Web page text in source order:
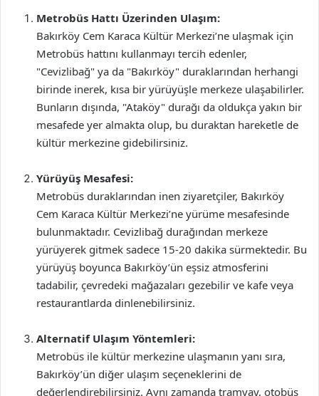
Metrobüs Hattı Üzerinden Ulaşım:
Bakırköy Cem Karaca Kültür Merkezi’ne ulaşmak için
Metrobüs hattını kullanmayı tercih edenler,
"Cevizlibağ" ya da "Bakırköy" duraklarından herhangi
birinde inerek, kısa bir yürüyüşle merkeze ulaşabilirler.
Bunların dışında, "Ataköy" durağı da oldukça yakın bir
mesafede yer almakta olup, bu duraktan hareketle de
kültür merkezine gidebilirsiniz.
Yürüyüş Mesafesi:
Metrobüs duraklarından inen ziyaretçiler, Bakırköy
Cem Karaca Kültür Merkezi’ne yürüme mesafesinde
bulunmaktadır. Cevizlibağ durağından merkeze
yürüyerek gitmek sadece 15-20 dakika sürmektedir. Bu
yürüyüş boyunca Bakırköy’ün eşsiz atmosferini
tadabilir, çevredeki mağazaları gezebilir ve kafe veya
restaurantlarda dinlenebilirsiniz.
Alternatif Ulaşım Yöntemleri:
Metrobüs ile kültür merkezine ulaşmanın yanı sıra,
Bakırköy’ün diğer ulaşım seçeneklerini de
değerlendirebilirsiniz. Aynı zamanda tramvay, otobüs